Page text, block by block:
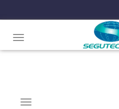
Toggle navigation
Navigation ein-/ausblenden